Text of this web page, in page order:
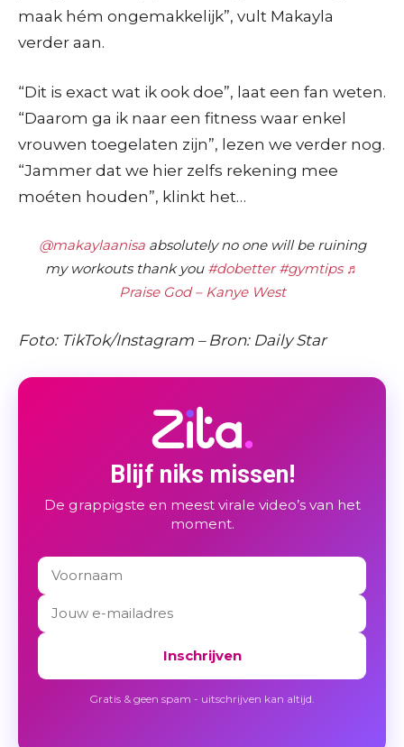
maak hém ongemakkelijk”, vult Makayla
verder aan.
“Dit is exact wat ik ook doe”, laat een fan weten.
“Daarom ga ik naar een fitness waar enkel
vrouwen toegelaten zijn”, lezen we verder nog.
“Jammer dat we hier zelfs rekening mee
moéten houden”, klinkt het…
@makaylaanisaabsolutely no one will be ruining
my workouts thank you #dobetter #gymtips ♬
Praise God – Kanye West
Foto: TikTok/Instagram – Bron: Daily Star
Blijf niks missen!
De grappigste en meest virale video’s van het
moment.
Inschrijven
Gratis & geen spam - uitschrijven kan altijd.